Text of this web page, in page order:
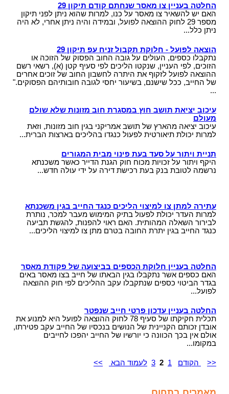
החלטה בעניין צו מאסר שנחתם קודם תיקון 29
האם יש להשאיר צו מאסר על כנו, למרות שהוא ניתן לפני תיקון
מספר 29 לחוק ההוצאה לפועל, ובמידה והיה ניתן אחרי, לא היה
ניתן כלל...
הוצאה לפועל - חלוקת תקבול זניח עפ תיקון 29
נתקבלו כספים, העולים על גובה החוב הפסוק של הזוכה או
הזוכים, לפי העניין, שנקטו הליכים לפי סעיף קטן (א), רשאי רשם
ההוצאה לפועל לזקוף את היתרה לחשבון החוב של זוכים אחרים
של החייב, ככל שישנם, בשיעור יחסי לגובה חובותיהם הפסוקים."
...
עיכוב יציאת תושב חוץ במסגרת חוב מזונות שלא שולם
מעולם
עיכוב יציאה מהארץ של תושב אמריקני בגין חוב מזונות, וזאת
למרות יכולת תיאורטית לפעול כנגדו בהליכים בארצות הברית...
תניית ויתור על סעד בעת פינוי מבית המגורים
היקף ויתור על זכויות מכוח חוק הגנת הדייר כאשר משכנתא
נרשמה לטובת בנק בעת רכישת דירה על ידי עולה חדש...
עתירה למתן צו למיצוי הליכים כנגד החייב בגין משכנתא
למרות העדר יכולת לפעול בתיק המימוש מעבר למכר, נותרת
לבירור השאלה המהותית. האם ראוי להפנות, להגשת תביעה
כנגד החייב בגין יתרת החובה בטרם מתן צו למיצוי הליכים...
החלטה בעניין חלוקת הכספים בביצועה של פקודת מאסר
האם כספים אשר נתקבלו בגין הבאתו של חייב בצו מאסר באים
בגדר הביטוי כספים שנתקבלו עקב ההליכים לפי חוק ההוצאה
לפועל...
החלטה בעניין עדכון פרטי חייב שנפטר
תכלית חקיקתו של סעיף 78 לחוק ההוצאה לפועל היא למנוע את
אובדן זכותם הקניינית של הנושים בנכסיו של החייב עקב פטירתו,
אולם אין בכך הכוונה כי יורשיו של החייב יהפכו לחייבים
במקומו...
<< הקודם 1
2
3 לעמוד הבא >>